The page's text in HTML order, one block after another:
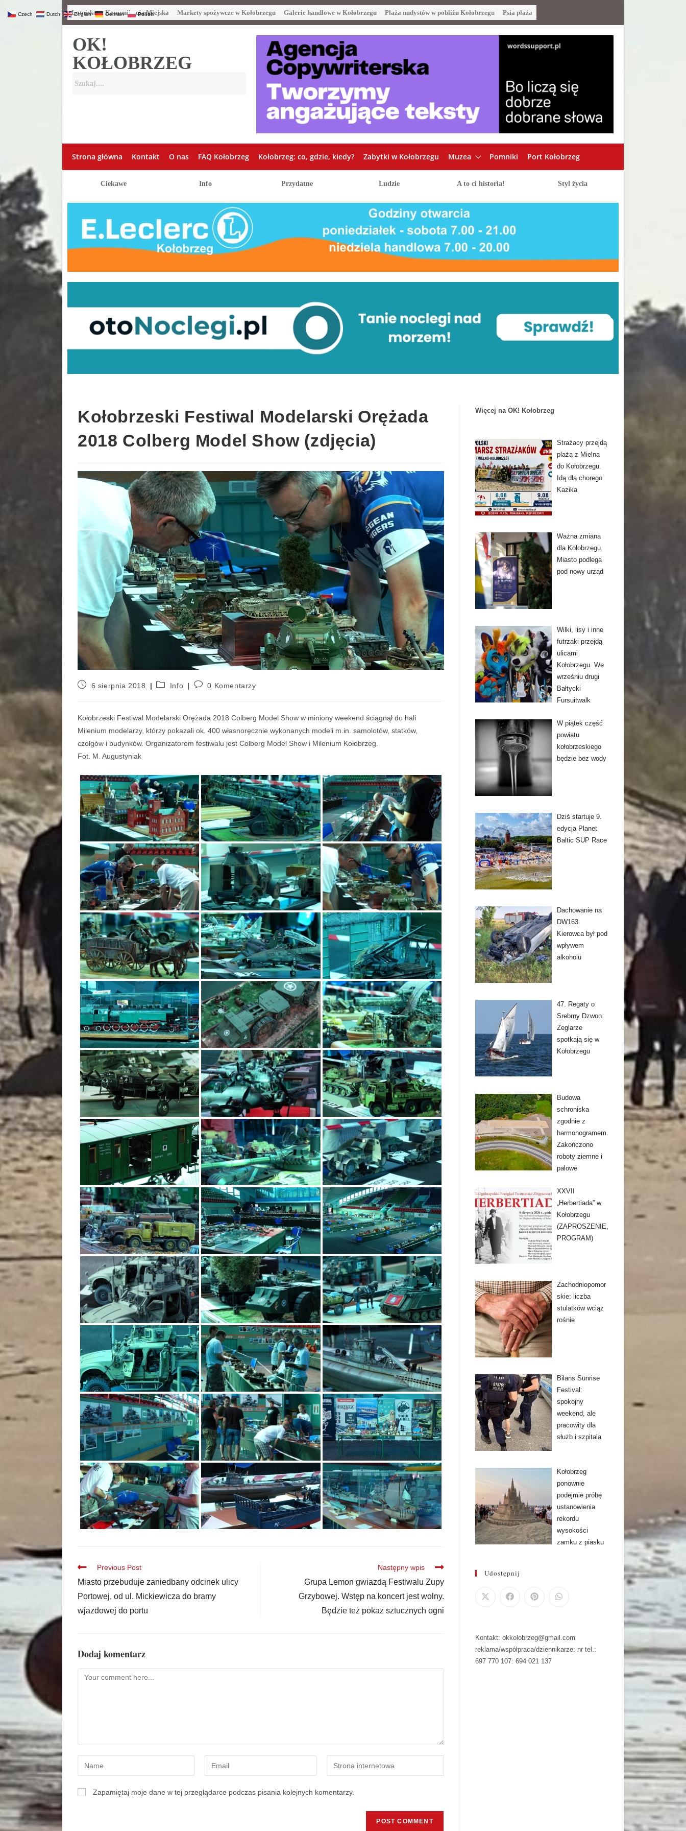
Lotnisko Komunikacja Miejska Markety spożywcze w Kołobrzegu Galerie handlowe w Kołobrzegu Plaża nudystów w pobliżu Kołobrzegu Psia plaża
OK!
KOŁOBRZEG
Strona główna Kontakt O nas FAQ Kołobrzeg Kołobrzeg: co, gdzie, kiedy? Zabytki w Kołobrzegu Muzea Pomniki Port Kołobrzeg
Ciekawe Info Przydatne Ludzie A to ci historia! Styl życia
Kołobrzeski Festiwal Modelarski Orężada
2018 Colberg Model Show (zdjęcia)
6 sierpnia 2018 Info 0 Komentarzy
Kołobrzeski Festiwal Modelarski Orężada 2018 Colberg Model Show w miniony weekend ściągnął do hali
Milenium modelarzy, którzy pokazali ok. 400 własnoręcznie wykonanych modeli m.in. samolotów, statków,
czołgów i budynków. Organizatorem festiwalu jest Colberg Model Show i Milenium Kołobrzeg.
Fot. M. Augustyniak
Previous Post
Miasto przebuduje zaniedbany odcinek ulicy
Portowej, od ul. Mickiewicza do bramy
wjazdowej do portu
Następny wpis
Grupa Lemon gwiazdą Festiwalu Zupy
Grzybowej. Wstęp na koncert jest wolny.
Będzie też pokaz sztucznych ogni
Dodaj komentarz
Zapamiętaj moje dane w tej przeglądarce podczas pisania kolejnych komentarzy.
Więcej na OK! Kołobrzeg
Strażacy przejdą
plażą z Mielna
do Kołobrzegu.
Idą dla chorego
Kazika
Ważna zmiana
dla Kołobrzegu.
Miasto podlega
pod nowy urząd
Wilki, lisy i inne
futrzaki przejdą
ulicami
Kołobrzegu. We
wrześniu drugi
Bałtycki
Fursuitwalk
W piątek część
powiatu
kołobrzeskiego
będzie bez wody
Dziś startuje 9.
edycja Planet
Baltic SUP Race
Dachowanie na
DW163.
Kierowca był pod
wpływem
alkoholu
47. Regaty o
Srebrny Dzwon.
Żeglarze
spotkają się w
Kołobrzegu
Budowa
schroniska
zgodnie z
harmonogramem.
Zakończono
roboty ziemne i
palowe
XXVII
„Herbertiada” w
Kołobrzegu
(ZAPROSZENIE,
PROGRAM)
Zachodniopomor
skie: liczba
stulatków wciąż
rośnie
Bilans Sunrise
Festival:
spokojny
weekend, ale
pracowity dla
służb i szpitala
Kołobrzeg
ponownie
podejmie próbę
ustanowienia
rekordu
wysokości
zamku z piasku
Udostępnij
Kontakt: okkolobrzeg@gmail.com
reklama/współpraca/dziennikarze: nr tel.:
697 770 107: 694 021 137
Czech Dutch English German Polish